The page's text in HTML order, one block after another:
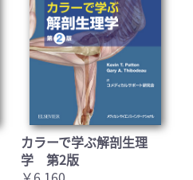
カラーで学ぶ解剖生理
学 第2版